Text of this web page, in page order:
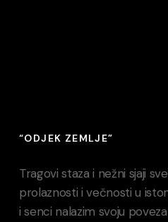
“ODJEK ZEMLJE”
Tragovi staza i nežni sjaji
prolaznosti i večnosti u
i senci nalazim svoju